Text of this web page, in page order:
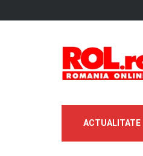
ACTUALITATE